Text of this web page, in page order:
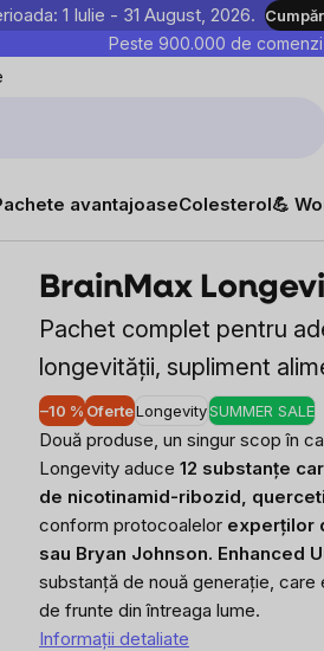
1 Iulie - 31 August, 2026.
Peste 900.000 de
avantajoaseColesterol💪
BrainMax
Pachet complet pentru
longevității, supliment
–10 % OferteLongevitySUMMER SALE
Două produse, un singur scop în
Longevity aduce 12 substanțe
de nicotinamid-ribozid,
conform protocoalelor experților
sau Bryan Johnson. Enhanced
substanță de nouă generație,
de frunte din întreaga lume.
Informaţii detaliate